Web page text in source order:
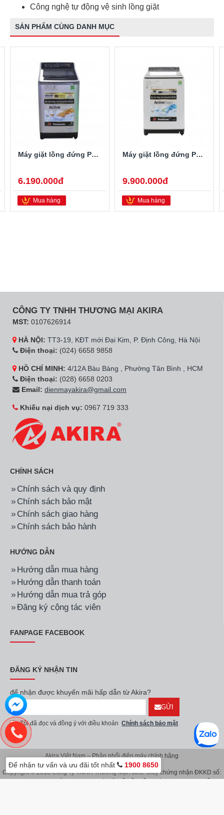
Công nghệ tự động vệ sinh lồng giặt
SẢN PHẨM CÙNG DANH MỤC
Máy giặt lồng đứng Panasonic NA-F85X5LRV 8.5kg
6.190.000đ
Mua hàng
Máy giặt lồng đứng Panasonic NA-125A5WRV 12.5kg
9.900.000đ
Mua hàng
CÔNG TY TNHH THƯƠNG MẠI AKIRA
MST: 0107626914
HÀ NỘI: TT3-19, KĐT mới Đại Kim, P. Định Công, Hà Nội
Điện thoại: (024) 6658 9858
HỒ CHÍ MINH: 4/12A Bàu Bàng , Phường Tân Bình , HCM
Điện thoại: (028) 6658 0203
Email: dienmayakira@gmail.com
Khiếu nại dịch vụ: 0967 719 333
CHÍNH SÁCH
Chính sách và quy định
Chính sách bảo mật
Chính sách giao hàng
Chính sách bảo hành
HƯỚNG DẪN
Hướng dẫn mua hàng
Hướng dẫn thanh toán
Hướng dẫn mua trả góp
Đăng ký cộng tác viên
FANPAGE FACEBOOK
ĐĂNG KÝ NHẬN TIN
để nhận được khuyến mãi hấp dẫn từ Akira?
GỬI
Tôi đã đọc và đồng ý với điều khoản Chính sách bảo mật
Akira Việt Nam – Phân phối điện máy chính hãng
Copyright © 2018 Công Ty TNHH Thương Mại Akira. Giấy chứng nhận ĐKKD số:
Để nhận tư vấn và ưu đãi tốt nhất 1900 8650